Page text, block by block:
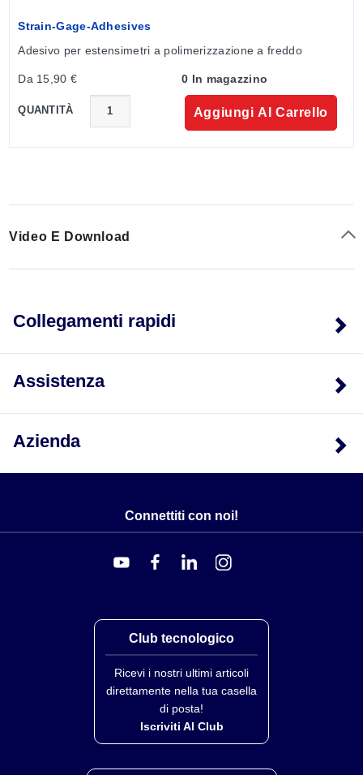
Strain-Gage-Adhesives
Adesivo per estensimetri a polimerizzazione a freddo
Da 15,90 € 0 In magazzino
QUANTITÀ Aggiungi Al Carrello
Video E Download
Collegamenti rapidi
Assistenza
Azienda
Connettiti con noi!
Club tecnologico
Ricevi i nostri ultimi articoli
direttamente nella tua casella
di posta!
Iscriviti Al Club